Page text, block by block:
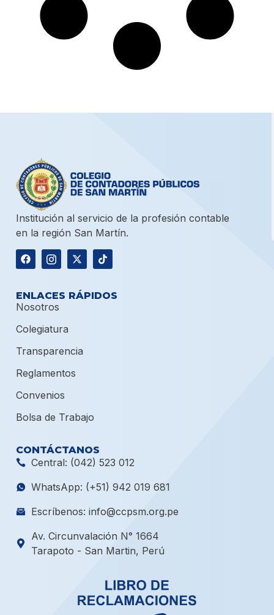
Institución al servicio de la profesión contable
en la región San Martín.
ENLACES RÁPIDOS
Nosotros
Colegiatura
Transparencia
Reglamentos
Convenios
Bolsa de Trabajo
CONTÁCTANOS
Central: (042) 523 012
WhatsApp: (+51) 942 019 681
Escríbenos: info@ccpsm.org.pe
Av. Circunvalación N° 1664
Tarapoto - San Martin, Perú